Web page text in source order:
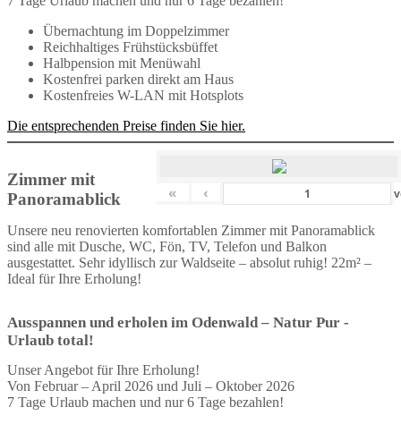
Übernachtung im Doppelzimmer
Reichhaltiges Frühstücksbüffet
Halbpension mit Menüwahl
Kostenfrei parken direkt am Haus
Kostenfreies W-LAN mit Hotsplots
Die entsprechenden Preise finden Sie hier.
« ‹
Zimmer mit
Panoramablick
Unsere neu renovierten komfortablen Zimmer mit Panoramablick
sind alle mit Dusche, WC, Fön, TV, Telefon und Balkon
ausgestattet. Sehr idyllisch zur Waldseite – absolut ruhig! 22m² –
Ideal für Ihre Erholung!
Ausspannen und erholen im Odenwald – Natur Pur -
Urlaub total!
Unser Angebot für Ihre Erholung!
Von Februar – April 2026 und Juli – Oktober 2026
7 Tage Urlaub machen und nur 6 Tage bezahlen!